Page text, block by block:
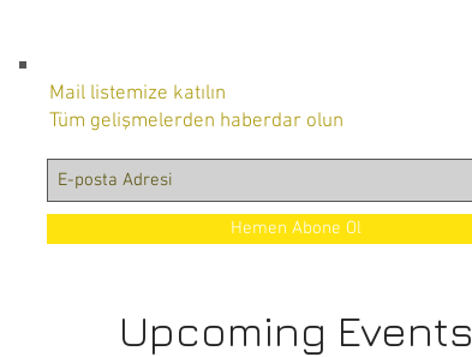
Mail listemize katılın
Tüm gelişmelerden haberdar olun
Hemen Abone Ol
Upcoming Events